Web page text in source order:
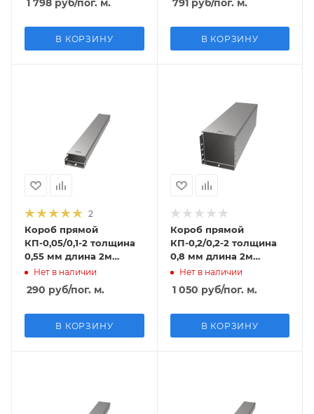
В КОРЗИНУ В КОРЗИНУ
2
Короб прямой
КП-0,05/0,1-2 толщина
0,55 мм длина 2м
оцинкованный
Нет в наличии
290 руб/пог. м.
В КОРЗИНУ
Короб прямой
КП-0,2/0,2-2 толщина
0,8 мм длина 2м
оцинкованный
Нет в наличии
1 050 руб/пог. м.
В КОРЗИНУ